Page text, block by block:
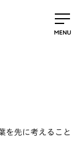
を先に考えること